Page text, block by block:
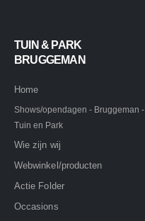
TUIN & PARK
BRUGGEMAN
Home
Shows/opendagen - Bruggeman -
Tuin en Park
Wie zijn wij
Webwinkel/producten
Actie Folder
Occasions